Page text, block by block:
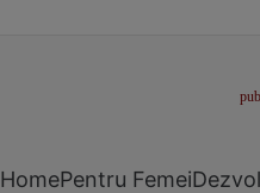
HomePentru Femei